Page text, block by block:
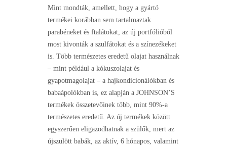
Mint mondták, amellett, hogy a gyártó
termékei korábban sem tartalmaztak
parabéneket és ftalátokat, az új portfólióból
most kivonták a szulfátokat és a színezékeket
is. Több természetes eredetű olajat használnak
– mint például a kókuszolajat és
gyapotmagolajat – a hajkondicionálókban és
babaápolókban is, ez alapján a JOHNSON’S
termékek összetevőinek több, mint 90%-a
természetes eredetű. Az új termékek között
egyszerűen eligazodhatnak a szülők, mert az
újszülött babák, az aktív, 6 hónapos, valamint